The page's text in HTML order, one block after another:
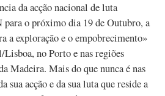
da acção nacional de luta
para o próximo dia 19 de Outubro, a
a exploração e o empobrecimento»
no Porto e nas regiões
Madeira. Mais do que nunca é nas
sua acção e da sua luta que reside a